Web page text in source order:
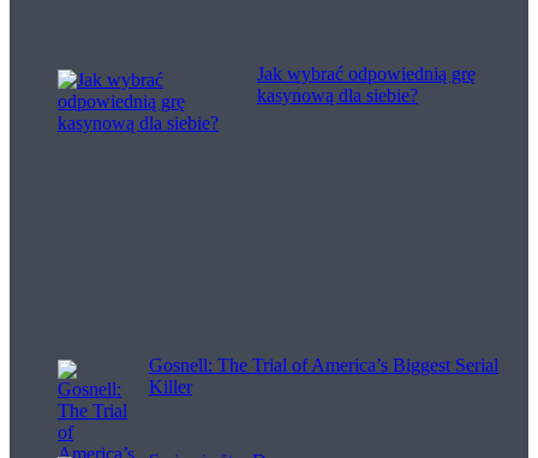
Jak wybrać odpowiednią grę
kasynową dla siebie?
Gosnell: The Trial of America’s Biggest Serial
Killer